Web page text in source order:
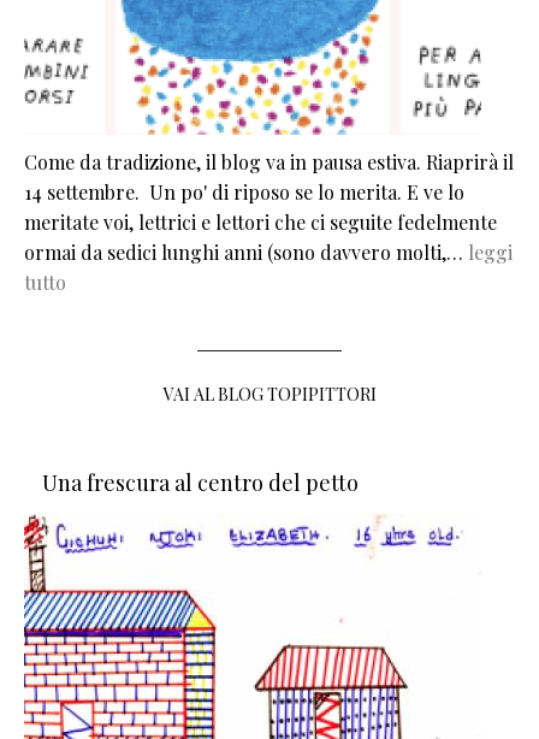
Come da tradizione, il blog va in pausa estiva. Riaprirà il
14 settembre. Un po' di riposo se lo merita. E ve lo
meritate voi, lettrici e lettori che ci seguite fedelmente
ormai da sedici lunghi anni (sono davvero molti,… leggi
tutto
VAI AL BLOG TOPIPITTORI
Una frescura al centro del petto